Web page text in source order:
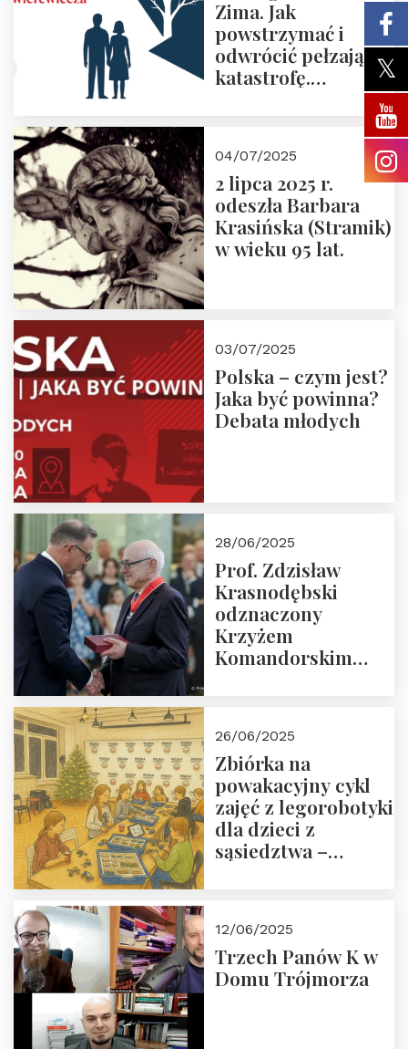
Zima. Jak
powstrzymać i
odwrócić pełzającą
katastrofę.
pierwsze spotkanie
Nowego
Ćwierćwiecza”
04/07/2025
2 lipca 2025 r.
odeszła Barbara
Krasińska (Stramik)
w wieku 95 lat.
03/07/2025
Polska – czym jest?
Jaka być powinna?
Debata młodych
28/06/2025
Prof. Zdzisław
Krasnodębski
odznaczony
Krzyżem
Komandorskim
26/06/2025
Zbiórka na
powakacyjny cykl
zajęć z legorobotyki
dla dzieci z
sąsiedztwa –
Fundacji
12/06/2025
Trzech Panów K w
Domu Trójmorza